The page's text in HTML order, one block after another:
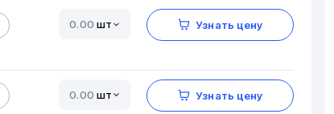
шт Узнать цену
шт Узнать цену